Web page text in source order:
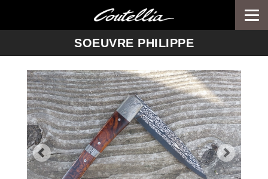
SOEUVRE PHILIPPE